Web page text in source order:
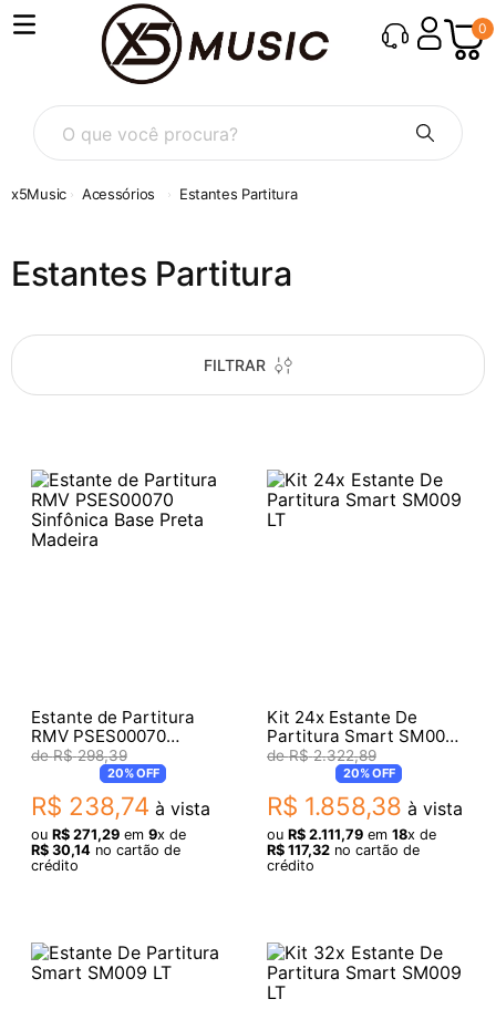
0
O que você procura?
Acessórios Estantes Partitura
Estantes Partitura
FILTRAR
Estante de Partitura
RMV PSES00070
Sinfônica Base Preta
R$ 298,39
20%OFF
R$ 238,74 à vista
ou R$ 271,29em 9x de
R$ 30,14no cartão de
crédito
Kit 24x Estante De
Partitura Smart SM009
LTR$ 2.322,89
20%OFF
R$ 1.858,38 à vista
ou R$ 2.111,79em 18x de
R$ 117,32no cartão de
crédito